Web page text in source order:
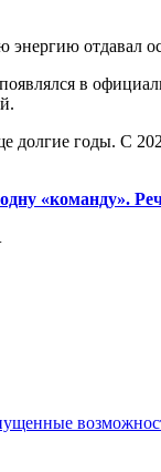
в
долгие годы. С
«команду».
.